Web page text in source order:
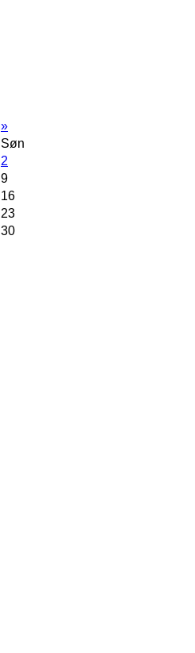
»
Søn
2
9
16
23
30